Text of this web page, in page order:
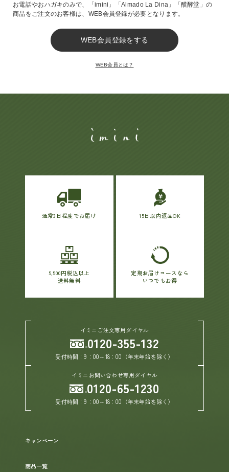
ヘルプ
お買い物ガイド
メディア掲載
お電話やおハガキのみで、
「imini」「Almado La Dina」「醗酵堂」の
商品をご注文のお客様は、 WEB会員登録が必要となります。
WEB会員とは？
通常3日程度でお届け 15日以内返品OK
5,500円税込以上
送料無料
定期お届けコースなら
いつでもお得
キャンペーン
商品一覧
イミニご注文専用ダイヤル
0120-355-132
受付時間：9：00～18：00（年末年始を除く）
イミニお問い合わせ専用ダイヤル
0120-65-1230
受付時間：9：00～18：00（年末年始を除く）